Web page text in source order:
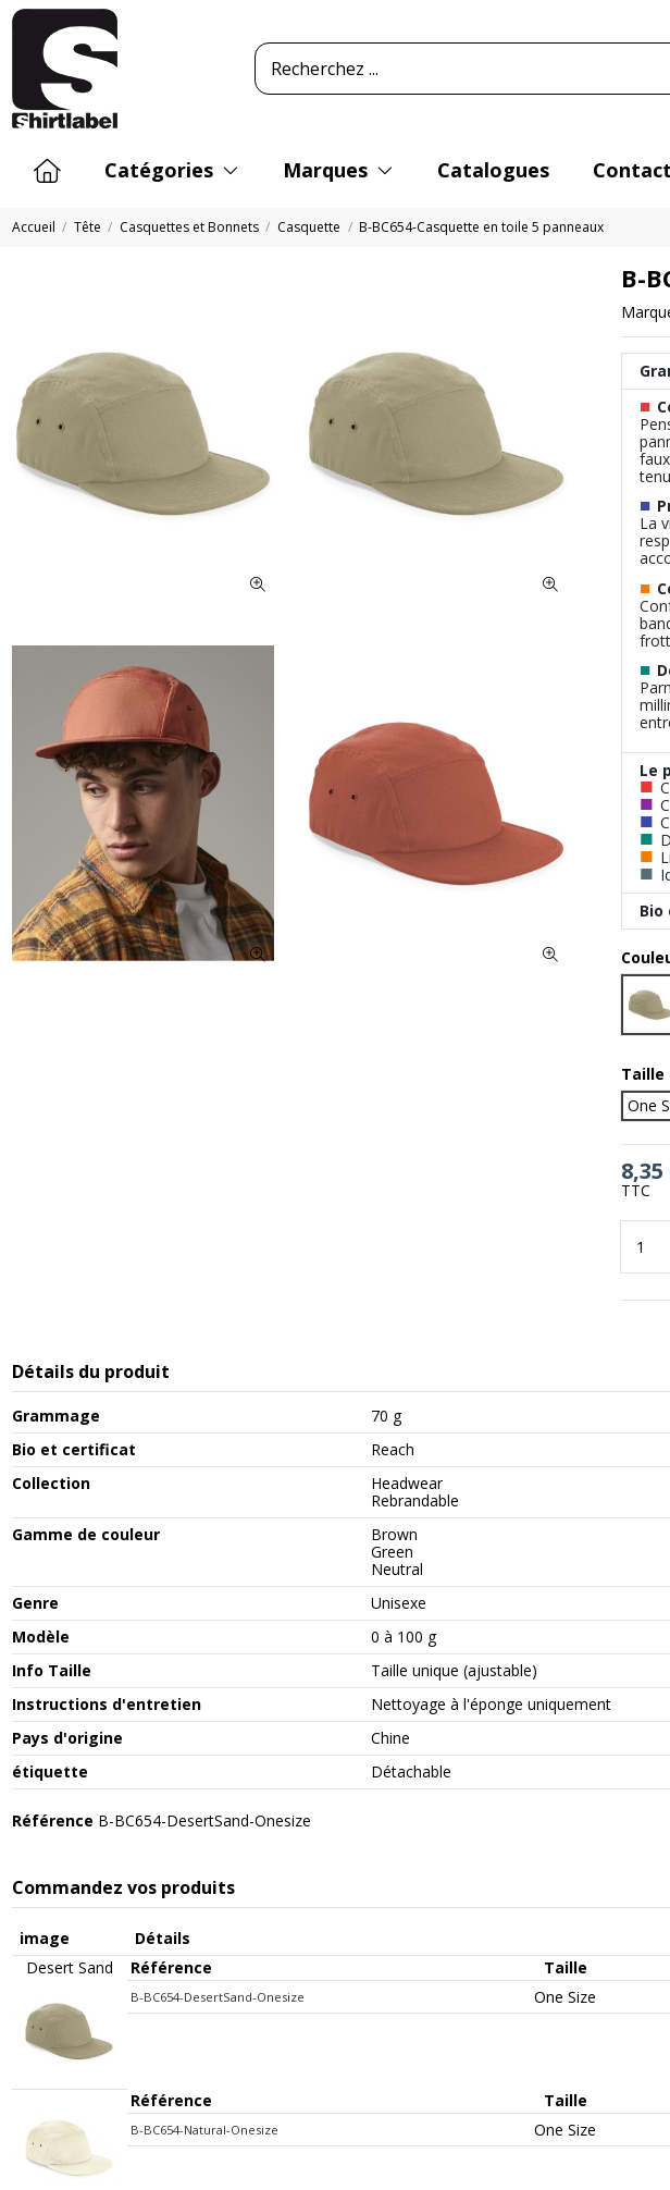
Catégories Marques Catalogues
Accueil Tête Casquettes et Bonnets Casquette B-BC654-Casquette en toile 5 panneaux
B-
■
■
La
■
■
Le
■
■
■
■
■
■
Taille
One
8,35
TTC
Détails du produit
Grammage
70 g
Bio et certificat
Reach
Collection
Headwear
Rebrandable
Gamme de couleur
Brown
Green
Neutral
Genre
Unisexe
Modèle
0 à 100 g
Info Taille
Taille unique (ajustable)
Instructions d'entretien
Nettoyage à l'éponge uniquement
Pays d'origine
Chine
étiquette
Détachable
Référence B-BC654-DesertSand-Onesize
Commandez vos produits
image
Détails
Desert Sand
Référence Taille
B-BC654-DesertSand-Onesize One Size
Référence Taille
B-BC654-Natural-Onesize One Size